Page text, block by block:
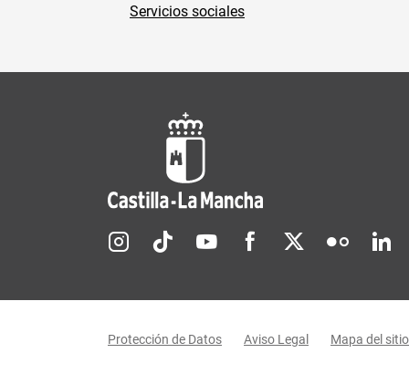
Servicios sociales
Redes sociales JCCM
Protección de Datos Aviso Legal Mapa del sitio